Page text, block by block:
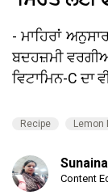
- ਮਾਹਿਰਾਂ
ਬਦਹਜ਼ਮੀ
ਵਿਟਾਮਿਨ-C ਦਾ
Recipe Lemon
Sunaina
Content